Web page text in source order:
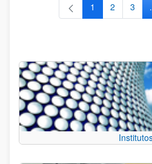
Página
1 Página
2 3